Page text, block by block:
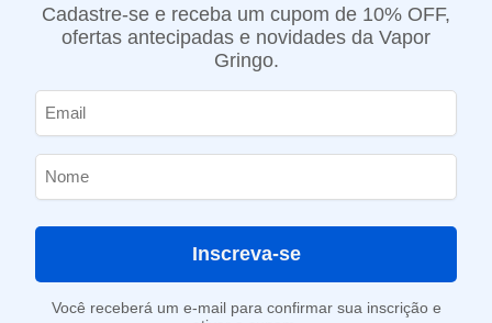
Cadastre-se e receba um cupom de 10% OFF,
ofertas antecipadas e novidades da Vapor
Gringo.
Inscreva-se
Você receberá um e-mail para confirmar sua inscrição e